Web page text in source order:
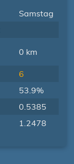
Samstag
0 km
6
53.9%
0.5385
1.2478